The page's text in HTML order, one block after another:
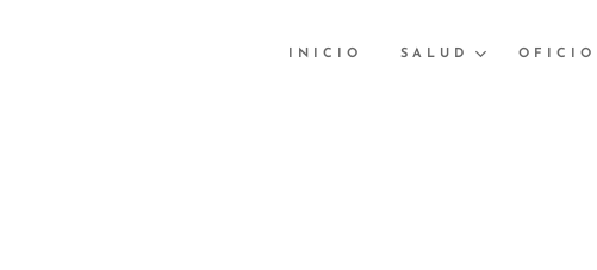
INICIO SALUD OFICIO